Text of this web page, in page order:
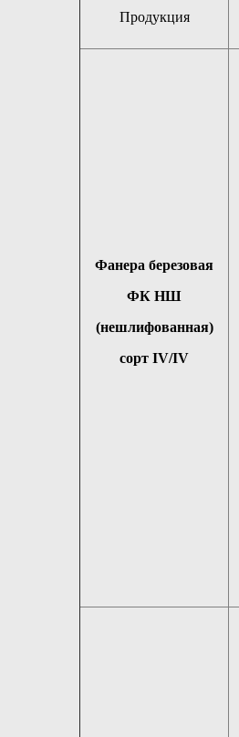
Продукция
Фанера березовая
ФК НШ
(нешлифованная)
сорт IV/IV